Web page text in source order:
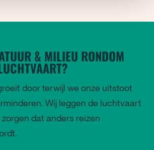
& MILIEU RONDOM
door terwijl we onze uitstoot
Wij leggen de luchtvaart
dat anders reizen